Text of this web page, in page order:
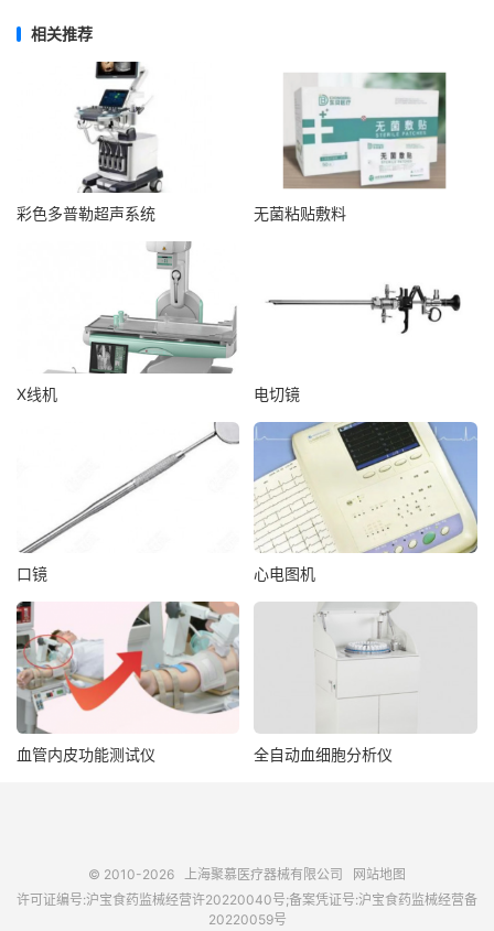
相关推荐
彩色多普勒超声系统 无菌粘贴敷料
X线机 电切镜
口镜 心电图机
血管内皮功能测试仪 全自动血细胞分析仪
© 2010-2026 上海聚慕医疗器械有限公司
网站地图
许可证编号:沪宝食药监械经营许20220040号;备案凭证号:沪宝食药监械经营备
20220059号